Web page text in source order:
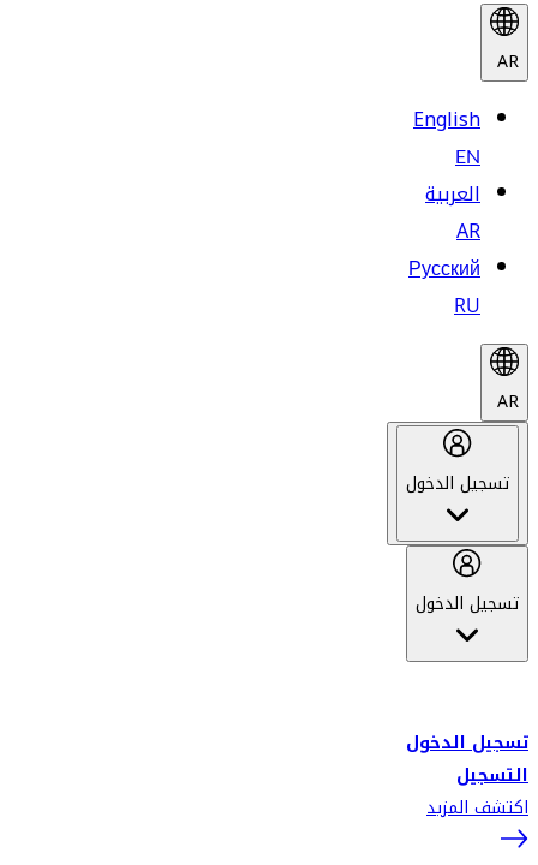
AR
English
EN
العربية
AR
Русский
RU
AR
تسجيل الدخول
تسجيل الدخول
تسجيل الدخول
التسجيل
اكتشف المزيد